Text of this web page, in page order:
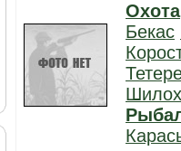
Охота
Бекас